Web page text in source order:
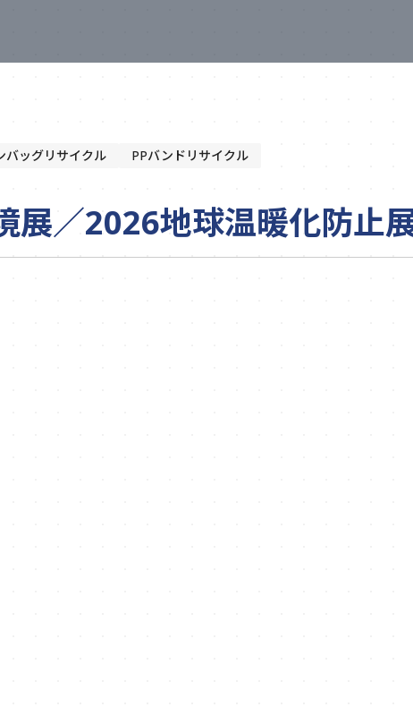
バッグリサイクル PPバンドリサイクル
展／2026地球温暖化防止